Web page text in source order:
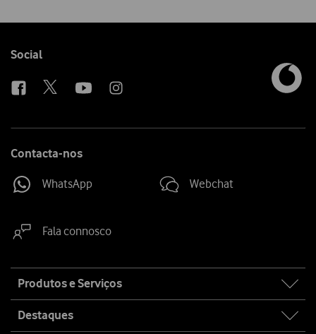
Follow
Social
Contacta-nos
WhatsApp Webchat
Fala connosco
map
Produtos e Serviços
Destaques